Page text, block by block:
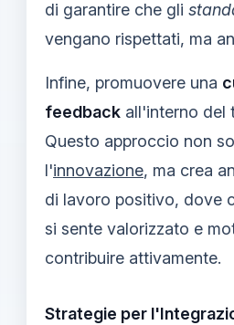
di garantire che gli
vengano rispettati, ma
Infine, promuovere una
feedback all'interno del
Questo approccio non
l'innovazione, ma crea
di lavoro positivo, dove
si sente valorizzato e
contribuire attivamente.
Strategie per